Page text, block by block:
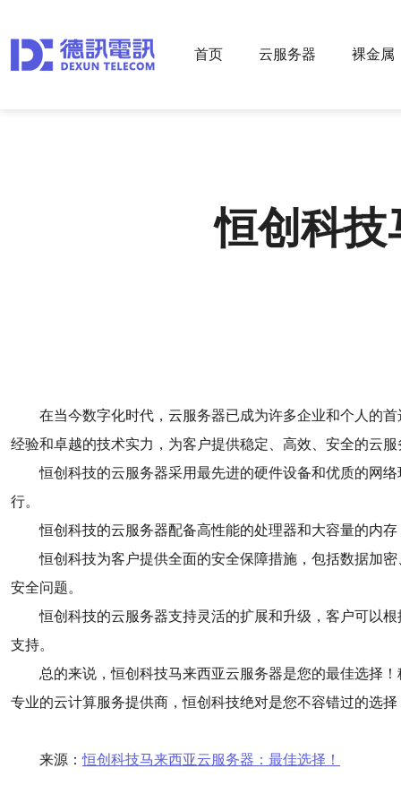
首页 云服务器 裸金属
恒创科技
在当今数字化时代，云服务器已成为许多企业和个人的
经验和卓越的技术实力，为客户提供稳定、高效、安全的云
恒创科技的云服务器采用最先进的硬件设备和优质的网
行。
恒创科技的云服务器配备高性能的处理器和大容量的内
恒创科技为客户提供全面的安全保障措施，包括数据加
安全问题。
恒创科技的云服务器支持灵活的扩展和升级，客户可以
支持。
总的来说，恒创科技马来西亚云服务器是您的最佳选择
专业的云计算服务提供商，恒创科技绝对是您不容错过的选择
来源：恒创科技马来西亚云服务器：最佳选择！